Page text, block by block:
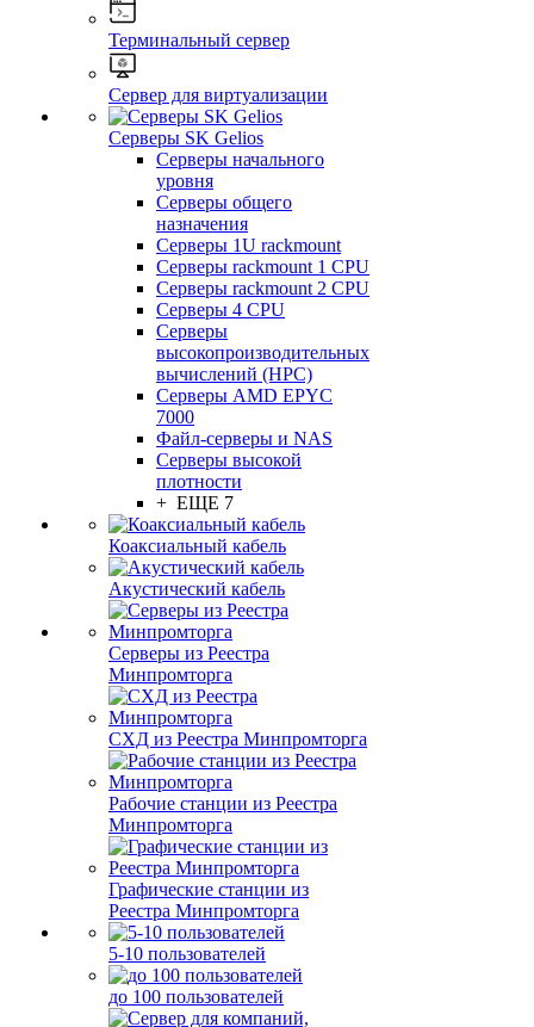
Терминальный сервер
Сервер для виртуализации
Серверы SK Gelios
Серверы начального
уровня
Серверы общего
назначения
Серверы 1U rackmount
Серверы rackmount 1 CPU
Серверы rackmount 2 CPU
Серверы 4 CPU
Серверы
высокопроизводительных
вычислений (HPC)
Серверы AMD EPYC
7000
Файл-серверы и NAS
Серверы высокой
плотности
+ ЕЩЕ 7
Коаксиальный кабель
Акустический кабель
Серверы из Реестра
Минпромторга
СХД из Реестра Минпромторга
Рабочие станции из Реестра
Минпромторга
Графические станции из
Реестра Минпромторга
5-10 пользователей
до 100 пользователей